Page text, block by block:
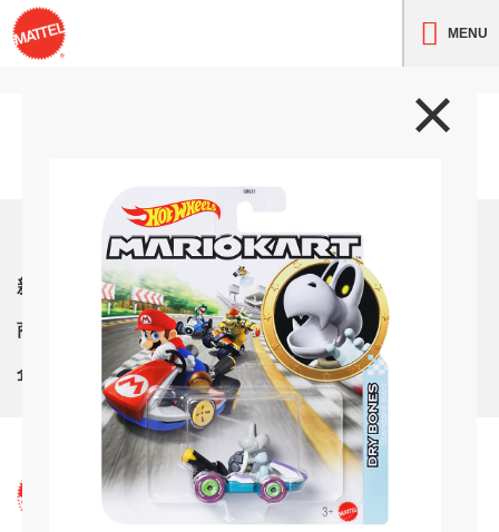
MENU
新着情報
商品紹介
企業情報
サイト利用条件
プライバシーポリシー
Cookies and Related Technology Notice